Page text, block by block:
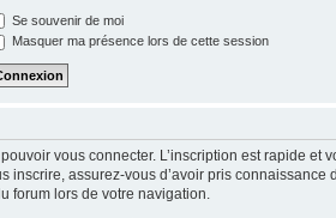
Se souvenir de moi
Masquer ma présence lors de cette session
vous connecter. L’inscription est rapide
inscrire, assurez-vous d’avoir pris
forum lors de votre navigation.